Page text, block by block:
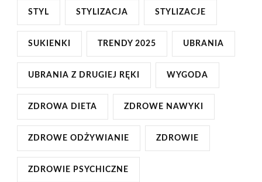
STYL STYLIZACJA STYLIZACJE
SUKIENKI TRENDY 2025 UBRANIA
UBRANIA Z DRUGIEJ RĘKI WYGODA
ZDROWA DIETA ZDROWE NAWYKI
ZDROWE ODŻYWIANIE ZDROWIE
ZDROWIE PSYCHICZNE